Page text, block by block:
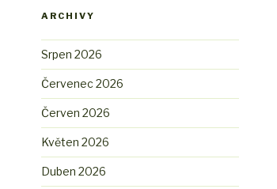
ARCHIVY
Srpen 2026
Červenec 2026
Červen 2026
Květen 2026
Duben 2026